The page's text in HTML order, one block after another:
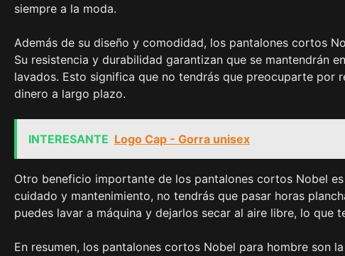
siempre a la moda.
Además de su diseño y comodidad, los pantalones cortos
Su resistencia y durabilidad garantizan que se mantendrán
lavados. Esto significa que no tendrás que preocuparte por
dinero a largo plazo.
INTERESANTE Logo Cap - Gorra unisex
Otro beneficio importante de los pantalones cortos Nobel
cuidado y mantenimiento, no tendrás que pasar horas
puedes lavar a máquina y dejarlos secar al aire libre, lo
En resumen, los pantalones cortos Nobel para hombre son